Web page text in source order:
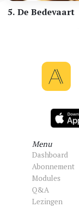
5. De Bedevaart
Menu
Dashboard
Abonnement
Modules
Q&A
Lezingen